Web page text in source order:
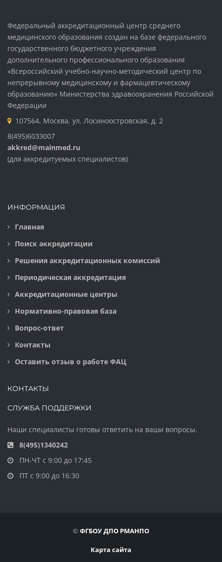
Федеральный аккредитационный центр среднего
медицинского образования создан на базе федерального
государственного бюджетного учреждения
дополнительного профессионального образования
«Всероссийский учебно-научно-методический центр по
непрерывному медицинскому и фармацевтическому
образованию» Министерства здравоохранения Российской
Федерации
107564, Москва, ул. Лосиноостровская, д. 2
8(495)6033007
akkred@mainmed.ru
(для аккредитуемых специалистов)
ИНФОРМАЦИЯ
Главная
Поиск аккредитации
Решения аккредитационных комиссий
Периодическая аккредитация
Аккредитационные центры
Нормативно-правовая база
Вопрос-ответ
Контакты
Оставить отзыв о работе ФАЦ
КОНТАКТЫ
СЛУЖБА ПОДДЕРЖКИ
Наши специалисты готовы ответить на ваши вопросы.
8(495)1340242
ПН-ЧТ с 9:00 до 17:45
ПТ с 9:00 до 16:30
©ФГБОУ ДПО РМАНПО
Карта сайта